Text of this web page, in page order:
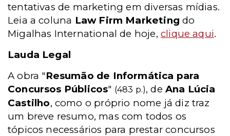
tentativas de marketing em diversas mídias.
Leia a coluna Law Firm Marketing do
Migalhas International de hoje, clique aqui.
Lauda Legal
A obra "Resumão de Informática para
Concursos Públicos" (483 p.), de Ana Lúcia
Castilho, como o próprio nome já diz traz
um breve resumo, mas com todos os
tópicos necessários para prestar concursos